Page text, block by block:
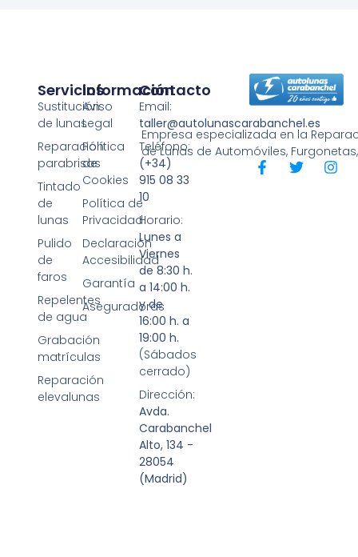
Empresa especializada en la
de Lunas de Automóviles,
Servicios
Sustitución
de lunas
Reparación
parabrisas
Tintado
de
lunas
Pulido
de
faros
Repelentes
de agua
Grabación
matrículas
Reparación
elevalunas
Información
Aviso
Legal
Política
de
Cookies
Política de
Privacidad
Declaración
Accesibilidad
Garantía
Aseguradoras
Contacto
Email:
taller@autolunascarabanchel.es
Teléfono:
(+34)
915 08 33
10
Horario:
Lunes a
Viernes
de 8:30 h.
a 14:00 h.
y de
16:00 h. a
19:00 h.
(Sábados
cerrado)
Dirección:
Avda.
Carabanchel
Alto, 134 -
28054
(Madrid)